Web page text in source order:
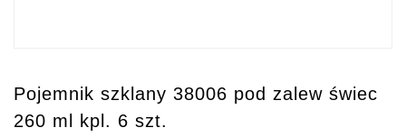
Pojemnik szklany 38006 pod zalew świec
260 ml kpl. 6 szt.